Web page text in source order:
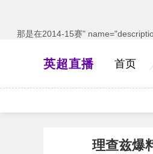
那是在2014-15赛"
英超直播 首页
理查兹爆